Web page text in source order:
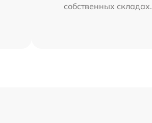
собственных складах.